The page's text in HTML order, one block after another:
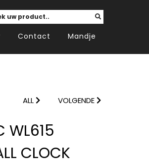
Contact Mandje
ALL VOLGENDE
WL615
CLOCK